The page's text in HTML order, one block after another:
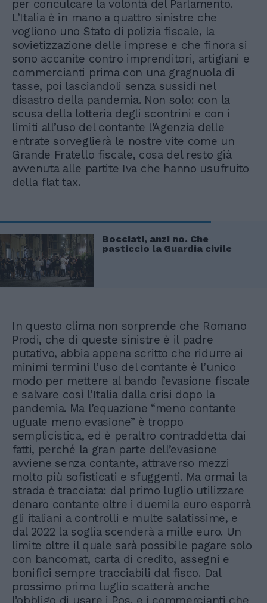
per conculcare la volontà del Parlamento.
L’Italia è in mano a quattro sinistre che
vogliono uno Stato di polizia fiscale, la
sovietizzazione delle imprese e che finora si
sono accanite contro imprenditori, artigiani e
commercianti prima con una gragnuola di
tasse, poi lasciandoli senza sussidi nel
disastro della pandemia. Non solo: con la
scusa della lotteria degli scontrini e con i
limiti all’uso del contante l'Agenzia delle
entrate sorveglierà le nostre vite come un
Grande Fratello fiscale, cosa del resto già
avvenuta alle partite Iva che hanno usufruito
della flat tax.
Bocciati, anzi no. Che
pasticcio la Guardia civile
In questo clima non sorprende che Romano
Prodi, che di queste sinistre è il padre
putativo, abbia appena scritto che ridurre ai
minimi termini l’uso del contante è l’unico
modo per mettere al bando l’evasione fiscale
e salvare così l’Italia dalla crisi dopo la
pandemia. Ma l’equazione “meno contante
uguale meno evasione” è troppo
semplicistica, ed è peraltro contraddetta dai
fatti, perché la gran parte dell’evasione
avviene senza contante, attraverso mezzi
molto più sofisticati e sfuggenti. Ma ormai la
strada è tracciata: dal primo luglio utilizzare
denaro contante oltre i duemila euro esporrà
gli italiani a controlli e multe salatissime, e
dal 2022 la soglia scenderà a mille euro. Un
limite oltre il quale sarà possibile pagare solo
con bancomat, carta di credito, assegni e
bonifici sempre tracciabili dal fisco. Dal
prossimo primo luglio scatterà anche
l’obbligo di usare i Pos, e i commercianti che